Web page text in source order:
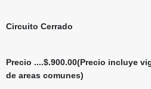
Circuito Cerrado
Precio ....$.900.00(Precio incluye
de areas comunes)